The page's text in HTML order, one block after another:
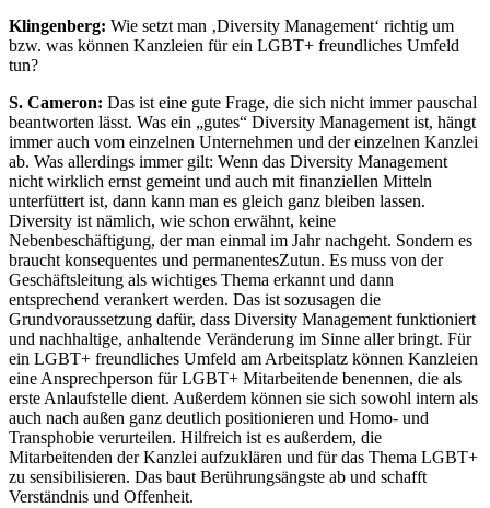
Klingenberg: Wie setzt man ‚Diversity Management‘ richtig um
bzw. was können Kanzleien für ein LGBT+ freundliches Umfeld
tun?
S. Cameron: Das ist eine gute Frage, die sich nicht immer pauschal
beantworten lässt. Was ein „gutes“ Diversity Management ist, hängt
immer auch vom einzelnen Unternehmen und der einzelnen Kanzlei
ab. Was allerdings immer gilt: Wenn das Diversity Management
nicht wirklich ernst gemeint und auch mit finanziellen Mitteln
unterfüttert ist, dann kann man es gleich ganz bleiben lassen.
Diversity ist nämlich, wie schon erwähnt, keine
Nebenbeschäftigung, der man einmal im Jahr nachgeht. Sondern es
braucht konsequentes und permanentesZutun. Es muss von der
Geschäftsleitung als wichtiges Thema erkannt und dann
entsprechend verankert werden. Das ist sozusagen die
Grundvoraussetzung dafür, dass Diversity Management funktioniert
und nachhaltige, anhaltende Veränderung im Sinne aller bringt. Für
ein LGBT+ freundliches Umfeld am Arbeitsplatz können Kanzleien
eine Ansprechperson für LGBT+ Mitarbeitende benennen, die als
erste Anlaufstelle dient. Außerdem können sie sich sowohl intern als
auch nach außen ganz deutlich positionieren und Homo- und
Transphobie verurteilen. Hilfreich ist es außerdem, die
Mitarbeitenden der Kanzlei aufzuklären und für das Thema LGBT+
zu sensibilisieren. Das baut Berührungsängste ab und schafft
Verständnis und Offenheit.